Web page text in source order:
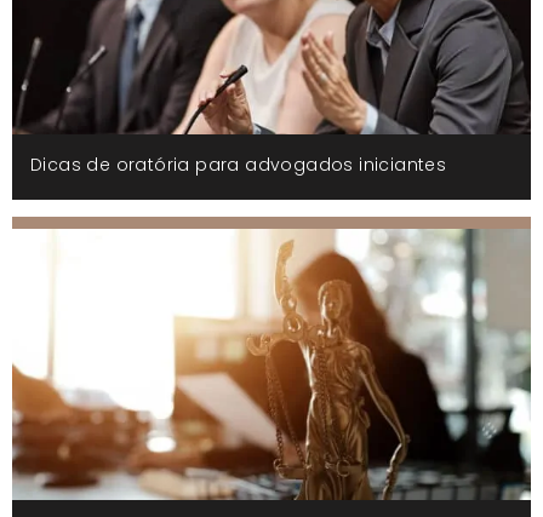
Dicas de oratória para advogados iniciantes